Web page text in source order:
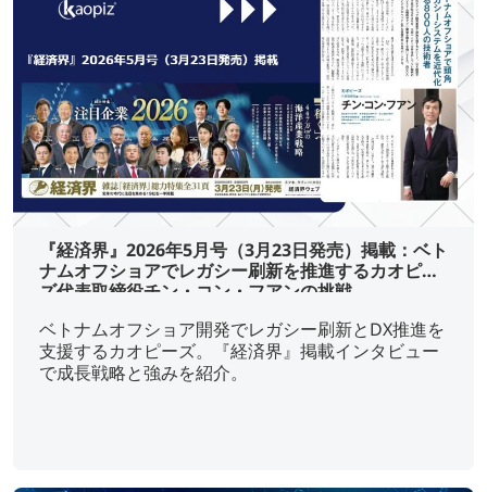
『経済界』2026年5月号（3月23日発売）掲載：ベト
ナムオフショアでレガシー刷新を推進するカオピー
ズ代表取締役チン・コン・フアンの挑戦
ベトナムオフショア開発でレガシー刷新とDX推進を
支援するカオピーズ。『経済界』掲載インタビュー
で成長戦略と強みを紹介。